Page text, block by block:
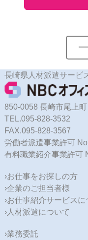
長崎県人材派遣サービ
850-0058 長崎市尾上
TEL.095-828-3532
FAX.095-828-3567
労働者派遣事業許可
有料職業紹介事業許可
›お仕事をお探しの方
›企業のご担当者様
›お仕事紹介サービスに
›人材派遣について
›業務委託